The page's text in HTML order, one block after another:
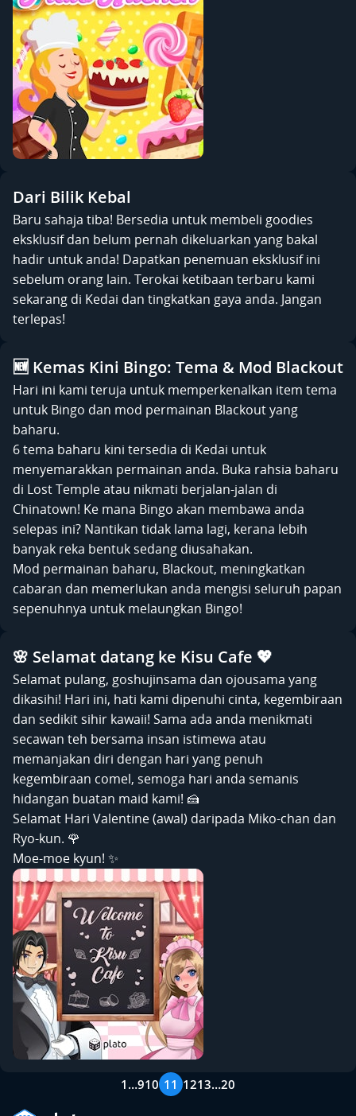
Dari Bilik Kebal
Baru sahaja tiba! Bersedia untuk membeli goodies
eksklusif dan belum pernah dikeluarkan yang bakal
hadir untuk anda! Dapatkan penemuan eksklusif ini
sebelum orang lain. Terokai ketibaan terbaru kami
sekarang di Kedai dan tingkatkan gaya anda. Jangan
terlepas!
🆕 Kemas Kini Bingo: Tema & Mod Blackout
Hari ini kami teruja untuk memperkenalkan item tema
untuk Bingo dan mod permainan Blackout yang
baharu.
6 tema baharu kini tersedia di Kedai untuk
menyemarakkan permainan anda. Buka rahsia baharu
di Lost Temple atau nikmati berjalan-jalan di
Chinatown! Ke mana Bingo akan membawa anda
selepas ini? Nantikan tidak lama lagi, kerana lebih
banyak reka bentuk sedang diusahakan.
Mod permainan baharu, Blackout, meningkatkan
cabaran dan memerlukan anda mengisi seluruh papan
sepenuhnya untuk melaungkan Bingo!
🌸 Selamat datang ke Kisu Cafe 💖
Selamat pulang, goshujinsama dan ojousama yang
dikasihi! Hari ini, hati kami dipenuhi cinta, kegembiraan
dan sedikit sihir kawaii! Sama ada anda menikmati
secawan teh bersama insan istimewa atau
memanjakan diri dengan hari yang penuh
kegembiraan comel, semoga hari anda semanis
hidangan buatan maid kami! 🍰
Selamat Hari Valentine (awal) daripada Miko-chan dan
Ryo-kun. 🌹
Moe-moe kyun! ✨
1 …910 11 1213…20